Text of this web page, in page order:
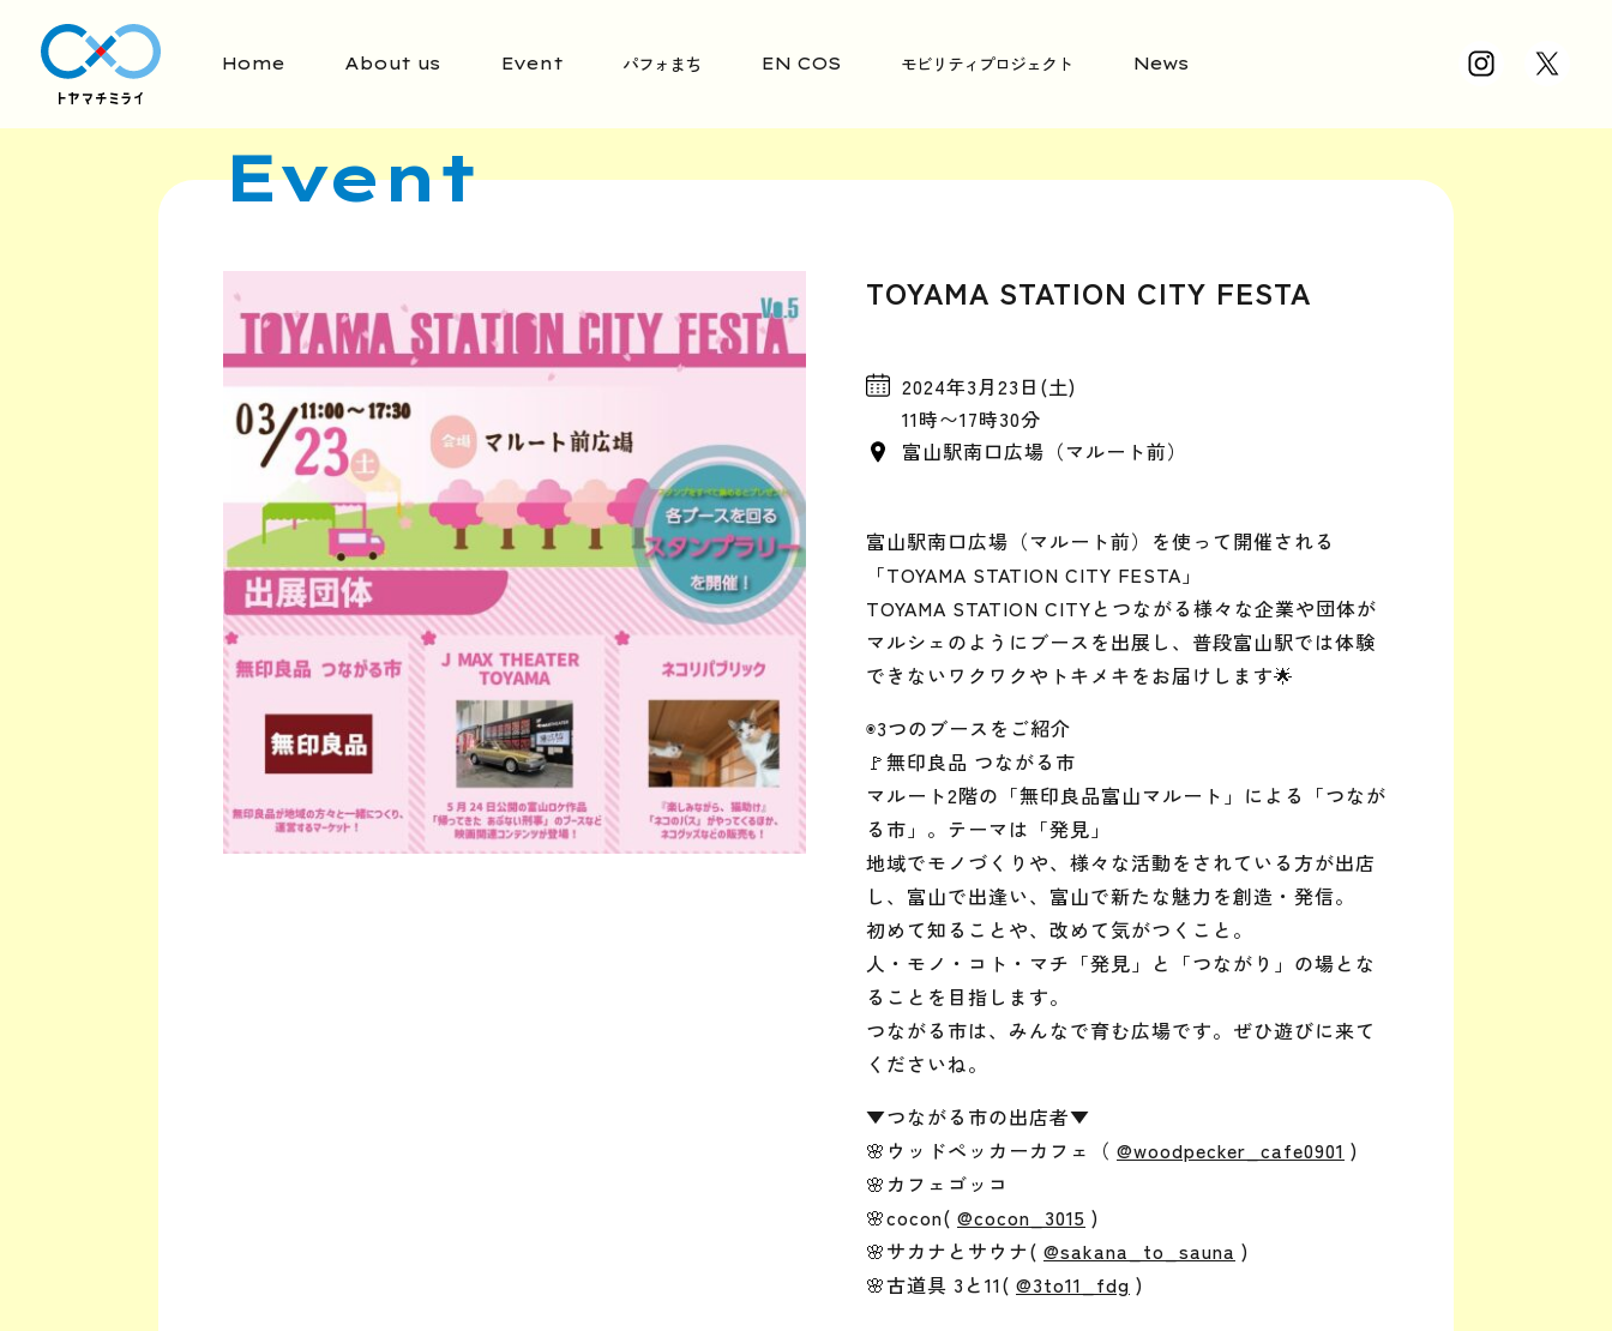
Home About us Event パフォまち EN COS モビリティプロジェクト News
Event
TOYAMA STATION CITY FESTA
2024年3月23日(土)
11時〜17時30分
富山駅南口広場（マルート前）
富山駅南口広場（マルート前）を使って開催される
「TOYAMA STATION CITY FESTA」
TOYAMA STATION CITYとつながる様々な企業や団体が
マルシェのようにブースを出展し、普段富山駅では体験
できないワクワクやトキメキをお届けします🌟
◉3つのブースをご紹介
🚩無印良品 つながる市
マルート2階の「無印良品富山マルート」による「つなが
る市」。テーマは「発見」
地域でモノづくりや、様々な活動をされている方が出店
し、富山で出逢い、富山で新たな魅力を創造・発信。
初めて知ることや、改めて気がつくこと。
人・モノ・コト・マチ「発見」と「つながり」の場とな
ることを目指します。
つながる市は、みんなで育む広場です。ぜひ遊びに来て
くださいね。
▼つながる市の出店者▼
🌸ウッドペッカーカフェ（ @woodpecker_cafe0901 )
🌸カフェゴッコ
🌸cocon( @cocon_3015 )
🌸サカナとサウナ( @sakana_to_sauna )
🌸古道具 3と11( @3to11_fdg )